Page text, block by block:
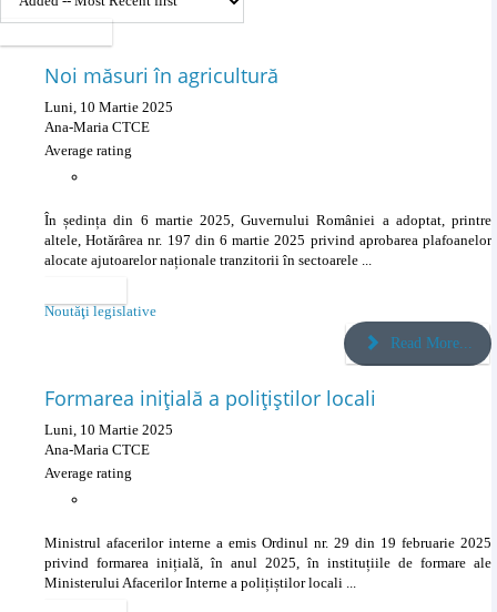
Noi măsuri în agricultură
Luni, 10 Martie 2025
Ana-Maria CTCE
Average rating
În ședința din 6 martie 2025, Guvernului României a adoptat, printre
altele, Hotărârea nr. 197 din 6 martie 2025 privind aprobarea plafoanelor
alocate ajutoarelor naționale tranzitorii în sectoarele ...
Noutăţi legislative
Read More...
Formarea inițială a polițiștilor locali
Luni, 10 Martie 2025
Ana-Maria CTCE
Average rating
Ministrul afacerilor interne a emis Ordinul nr. 29 din 19 februarie 2025
privind formarea inițială, în anul 2025, în instituțiile de formare ale
Ministerului Afacerilor Interne a polițiștilor locali ...